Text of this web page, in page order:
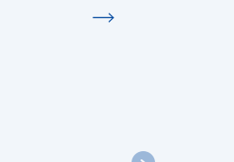
大功率增程电机及